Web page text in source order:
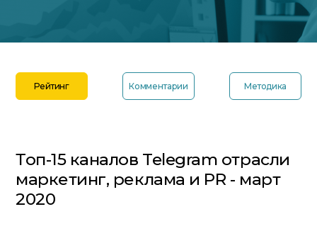
Рейтинг Комментарии Методика
Топ-15 каналов Telegram отрасли
маркетинг, реклама и PR - март
2020